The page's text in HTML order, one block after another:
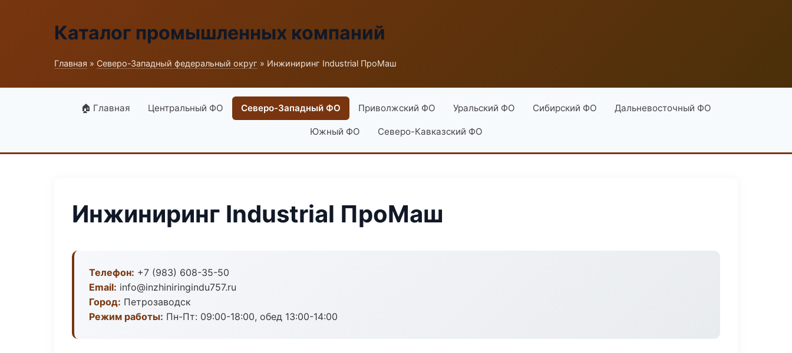
Каталог промышленных компаний
Главная » Северо-Западный федеральный округ » Инжиниринг Industrial ПроМаш
🏠 Главная Центральный ФО Северо-Западный ФО Приволжский ФО Уральский ФО Сибирский ФО Дальневосточный ФО
Южный ФО Северо-Кавказский ФО
Инжиниринг Industrial ПроМаш
Телефон: +7 (983) 608-35-50
Email: info@inzhiniringindu757.ru
Город: Петрозаводск
Режим работы: Пн-Пт: 09:00-18:00, обед 13:00-14:00